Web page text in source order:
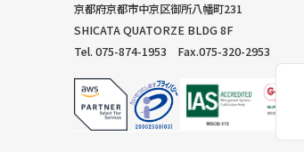
京都府京都市中京区御所八幡町231
SHICATA QUATORZE BLDG 8F
Tel. 075-874-1953 Fax.075-320-2953